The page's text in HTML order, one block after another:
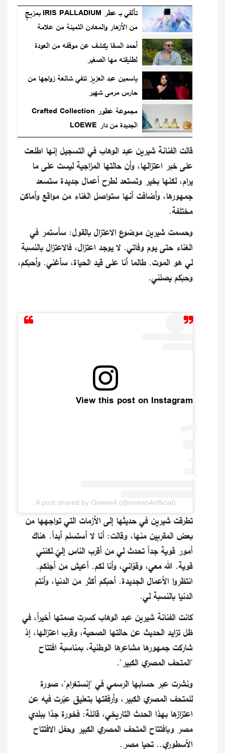
تألقي بـ عطر IRIS PALLADIUM بمزيجٍ
من الأزهار والمعادن الثمينة من علامة
Carolina Herrera
أحمد السقا يكشف عن موقفه من العودة
لطليقته مها الصغير
ياسمين عبد العزيز تنفي شائعة زواجها من
حارس مرمى شهير
مجموعة عطور Crafted Collection
الجديدة من دار LOEWE
قالت الفنانة شيرين عبد الوهاب في التسجيل إنها اطلعت
على خبر اعتزالها، وأن حالتها المزاجية ليست على ما
يرام، لكنها بخير وتستعد لطرح أعمال جديدة ستسعد
جمهورها، وأضافت أنها ستواصل الغناء من مواقع وأماكن
مختلفة.
وحسمت شيرين موضوع الاعتزال بالقول: سأستمر في
الغناء حتى يوم وفاتي. لا يوجد اعتزال، فالاعتزال بالنسبة
لي هو الموت. طالما أنا على قيد الحياة، سأغني. وأحبكم،
وحبكم يصلني.
View this post on Instagram
A post shared by Onews4 (@onews4official)
تطرقت شيرين في حديثها إلى الأزمات التي تواجهها من
بعض المقربين منها، وقالت: أنا لا أستسلم أبداً. هناك
أمور قوية جداً تحدث لي من أقرب الناس إليّ.لكنني
قوية. الله معي، وقوّاني، وأنا لكم. أعيش من أجلكم.
انتظروا الأعمال الجديدة. أحبكم أكثر من الدنيا، وأنتم
الدنيا بالنسبة لي.
كانت الفنانة شيرين عبد الوهاب كسرت صمتها أخيراً، في
ظل تزايد الحديث عن حالتها الصحية، وقرب اعتزالها، إذ
شاركت جمهورها مشاعرها الوطنية، بمناسبة افتتاح
"المتحف المصري الكبير".
ونشرت عبر حسابها الرسمي في "إنستغرام"، صورة
للمتحف المصري الكبير، وأرفقتها بتعليق عبّرت فيه عن
اعتزازها بهذا الحدث التاريخي، قائلة: فخورة جدًا ببلدي
مصر وبافتتاح المتحف المصري الكبير وحفل الافتتاح
الأسطوري.. تحيا مصر.